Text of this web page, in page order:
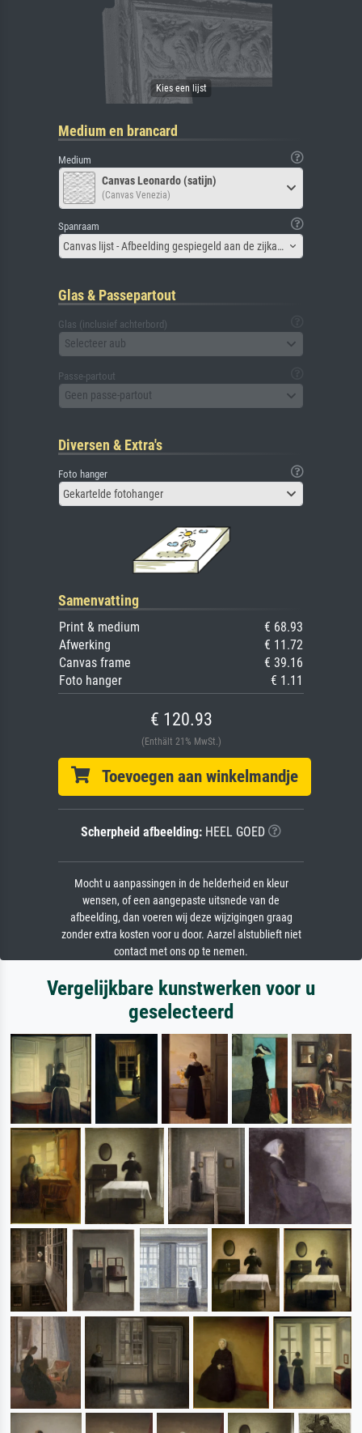
Medium en brancard
Medium
Canvas Leonardo (satijn)
(Canvas Venezia)
Spanraam
Canvas lijst - Afbeelding gespiegeld aan de zijkant
Glas & Passepartout
Glas (inclusief achterbord)
Selecteer aub
Passe-partout
Geen passe-partout
Diversen & Extra's
Foto hanger
Gekartelde fotohanger
Samenvatting
Print & medium
€ 68.93
Afwerking
€ 11.72
Canvas frame
€ 39.16
Foto hanger
€ 1.11
€ 120.93
(Enthält 21% MwSt.)
Toevoegen aan winkelmandje
Scherpheid afbeelding: HEEL GOED
Mocht u aanpassingen in de helderheid en kleur
wensen, of een aangepaste uitsnede van de
afbeelding, dan voeren wij deze wijzigingen graag
zonder extra kosten voor u door. Aarzel alstublieft niet
contact met ons op te nemen.
Vergelijkbare kunstwerken voor u
geselecteerd